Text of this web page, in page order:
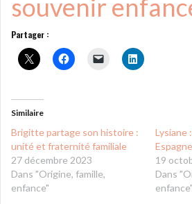
souvenir
Partager :
Similaire
Brigitte partage son histoire :
unité et fraternité familiale
27 décembre 2023
Dans "Origine, famille,
enfance"
Lysiane
Espagne
19
Dans
enfance"